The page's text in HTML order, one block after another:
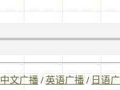
中文广播 / 英语广播 / 日语